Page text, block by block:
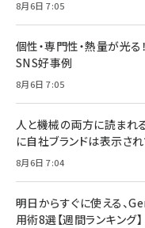
8月6日 7:05
個性・専門性・熱量が光
SNS好事例
8月6日 7:05
人と機械の両方に読まれ
に自社ブランドは表示さ
8月6日 7:04
明日からすぐに使える
用術8選【週間ランキング】